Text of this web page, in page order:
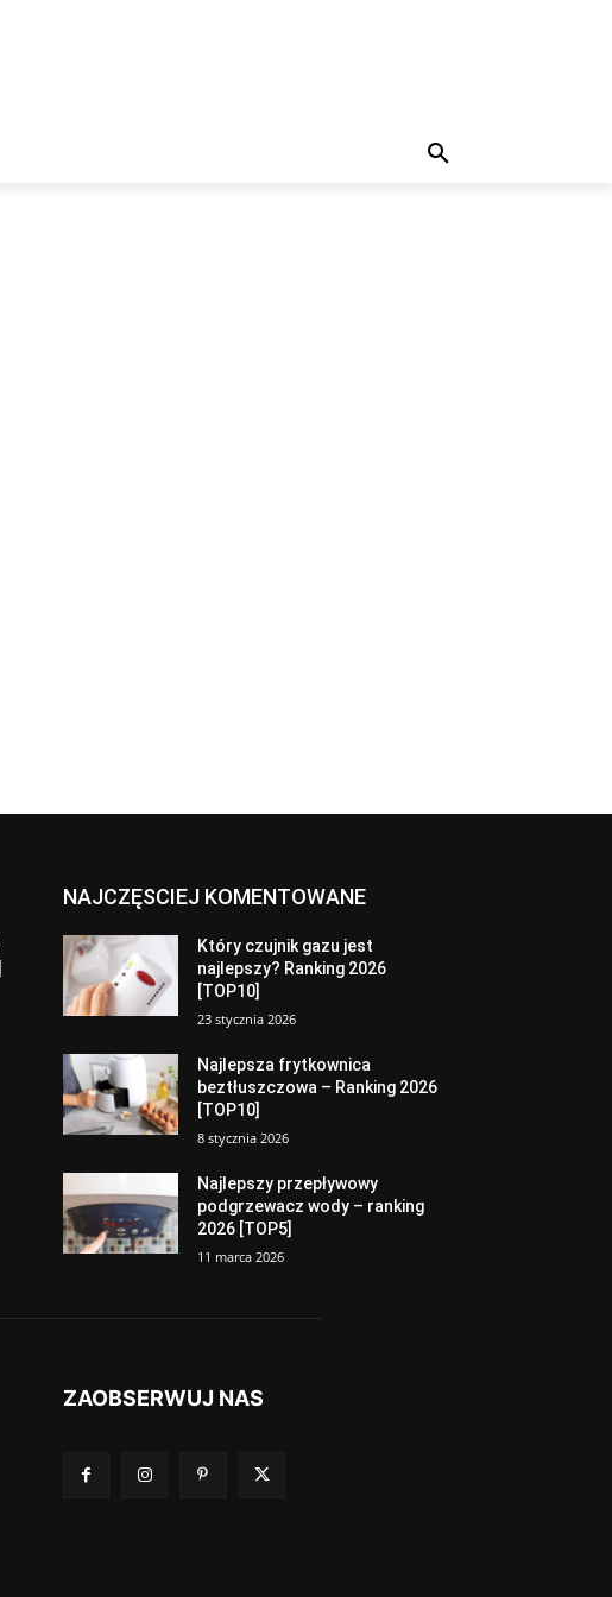
NAJCZĘSCIEJ KOMENTOWANE
Który czujnik gazu jest
najlepszy? Ranking 2026
[TOP10]
23 stycznia 2026
Najlepsza frytkownica
beztłuszczowa – Ranking 2026
[TOP10]
8 stycznia 2026
Najlepszy przepływowy
podgrzewacz wody – ranking
2026 [TOP5]
11 marca 2026
ZAOBSERWUJ NAS